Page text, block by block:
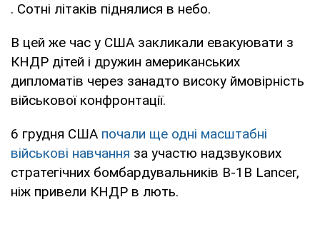
. Сотні літаків піднялися в небо.
В цей же час у США закликали евакуювати з
КНДР дітей і дружин американських
дипломатів через занадто високу ймовірність
військової конфронтації.
6 грудня США почали ще одні масштабні
військові навчання за участю надзвукових
стратегічних бомбардувальників B-1B Lancer,
ніж привели КНДР в лють.